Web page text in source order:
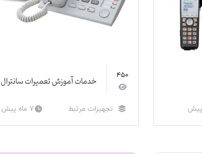
450 خدمات آموزش تعمیرات سانترال
تجهیزات مرتبط 7 ماه پیش